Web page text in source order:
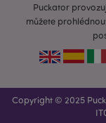
Puckator
můžete
Copyright © 2025